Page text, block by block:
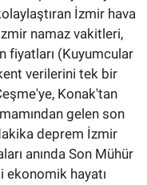
İzmir hava
namaz vakitleri,
fiyatları (Kuyumcular
verilerini tek bir
Konak'tan
gelen son
deprem İzmir
anında Son Mühür
ekonomik hayatı